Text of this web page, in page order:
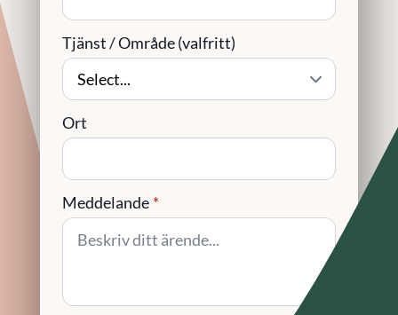
Tjänst / Område (valfritt)
Ort
Meddelande *